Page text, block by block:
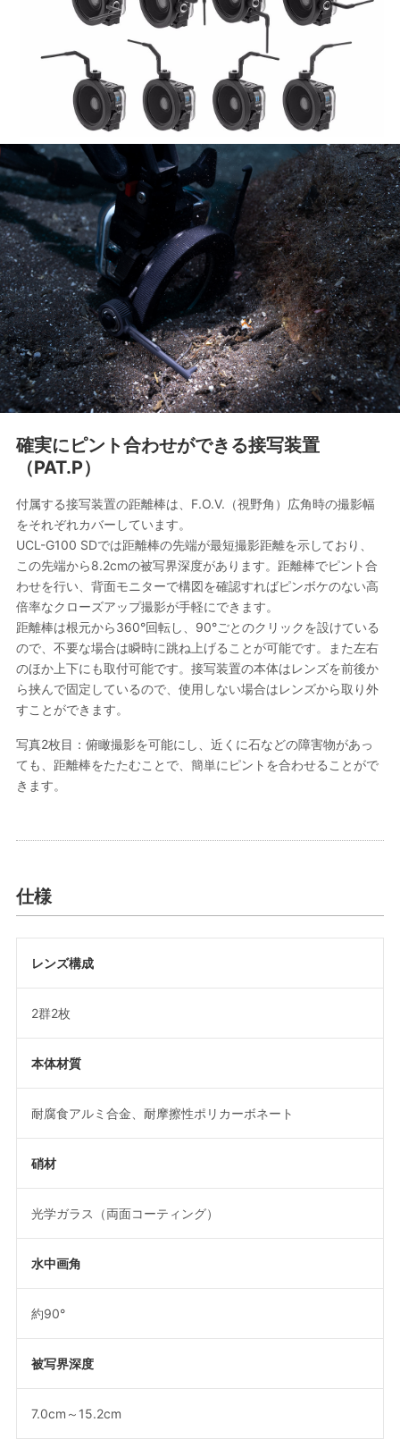
確実にピント合わせができる接写装置
（PAT.P）
付属する接写装置の距離棒は、F.O.V.（視野角）広角時の撮影幅
をそれぞれカバーしています。
UCL-G100 SDでは距離棒の先端が最短撮影距離を示しており、
この先端から8.2cmの被写界深度があります。距離棒でピント合
わせを行い、背面モニターで構図を確認すればピンボケのない高
倍率なクローズアップ撮影が手軽にできます。
距離棒は根元から360°回転し、90°ごとのクリックを設けている
ので、不要な場合は瞬時に跳ね上げることが可能です。また左右
のほか上下にも取付可能です。接写装置の本体はレンズを前後か
ら挟んで固定しているので、使用しない場合はレンズから取り外
すことができます。
写真2枚目：俯瞰撮影を可能にし、近くに石などの障害物があっ
ても、距離棒をたたむことで、簡単にピントを合わせることがで
きます。
仕様
レンズ構成
2群2枚
本体材質
耐腐食アルミ合金、耐摩擦性ポリカーボネート
硝材
光学ガラス（両面コーティング）
水中画角
約90°
被写界深度
7.0cm～15.2cm